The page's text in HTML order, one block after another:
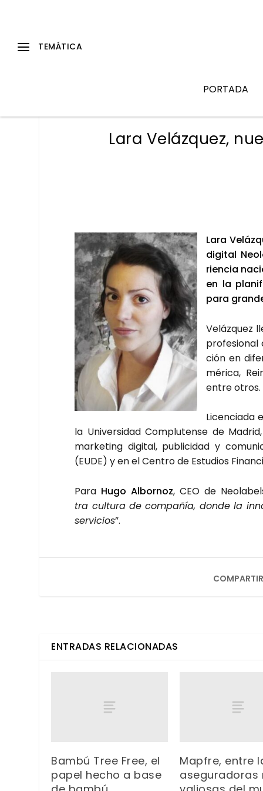
PORTADA
Lara Velázquez,
Lara
digi­tal
rien­cia
en la
para
Veláz­quez
pro­fe­sio­nal
ción en
mé­ri­ca,
entre otros.
Licen­cia­da
la Uni­ver­si­dad Com­plu­ten­se de
mar­ke­ting digi­tal, publi­ci­dad y
(EUDE) y en el Cen­tro de Estu­dios
Para Hugo Albor­noz, CEO de
tra cul­tu­ra de com­pa­ñía, don­de la
ser­vi­cios”.
ENTRADAS RELACIONADAS
Bambú Tree Free, el
papel hecho a base
Mapfre, entre
aseguradoras